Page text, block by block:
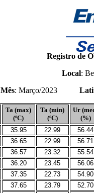
Registro de
Local:
Mês: Março/2023
Ta (max)
(ºC)
Ta (min)
(ºC)
Ur
(%)
35.95 22.99
56.44
36.65 22.99
56.71
36.57 23.32
55.54
36.20 23.45
56.06
37.35 22.73
54.90
37.65 23.79
52.70